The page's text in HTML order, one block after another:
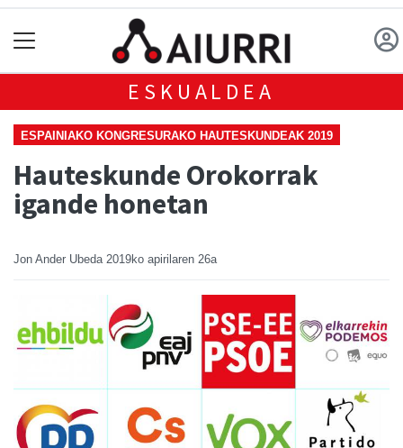
ESKUALDEA
ESPAINIAKO KONGRESURAKO HAUTESKUNDEAK 2019
Hauteskunde Orokorrak
igande honetan
Jon Ander Ubeda 2019ko apirilaren 26a